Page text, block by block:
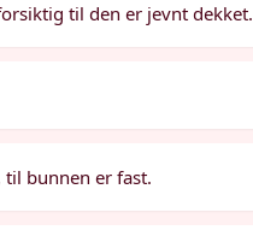
til den er jevnt dekket.
bunnen er fast.